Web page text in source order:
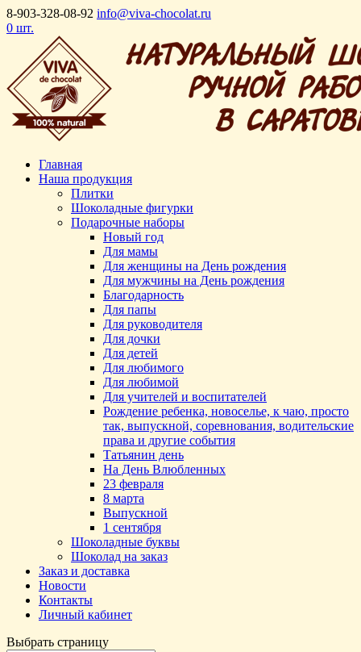
8-903-328-08-92 info@viva-chocolat.ru
0 шт.
Главная
Наша продукция
Плитки
Шоколадные фигурки
Подарочные наборы
Новый год
Для мамы
Для женщины на День рождения
Для мужчины на День рождения
Благодарность
Для папы
Для руководителя
Для дочки
Для детей
Для любимого
Для любимой
Для учителей и воспитателей
Рождение ребенка, новоселье, к чаю, просто
так, выпускной, соревнования, водительские
права и другие события
Татьянин день
На День Влюбленных
23 февраля
8 марта
Выпускной
1 сентября
Шоколадные буквы
Шоколад на заказ
Заказ и доставка
Новости
Контакты
Личный кабинет
Выбрать страницу